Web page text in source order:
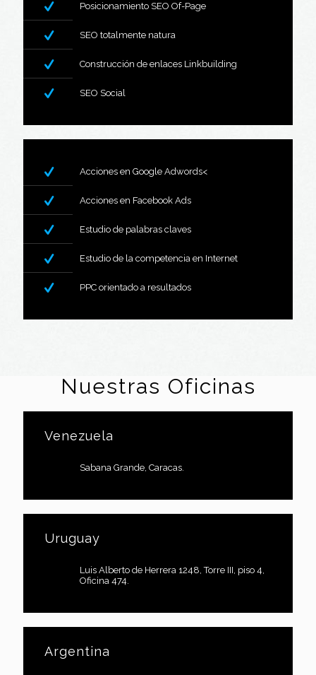
Posicionamiento SEO Of-Page
SEO totalmente natura
Construcción de enlaces Linkbuilding
SEO Social
Acciones en Google Adwords<
Acciones en Facebook Ads
Estudio de palabras claves
Estudio de la competencia en Internet
PPC orientado a resultados
Nuestras Oficinas
Venezuela
Sabana Grande, Caracas.
Uruguay
Luis Alberto de Herrera 1248, Torre III, piso 4,
Oficina 474.
Argentina